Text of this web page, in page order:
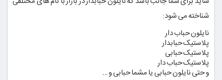
شناخته می شود:
نایلون حباب دار
پلاستیک حبابدار
پلاستیک حبابی
پلاستیک حباب دار
و حتی نایلون حبابی یا مشما حبابی و …